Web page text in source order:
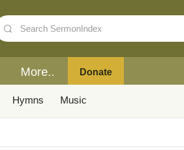
More.. Donate
Hymns Music